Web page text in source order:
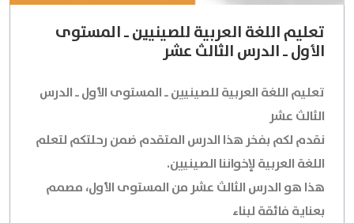
تعليم اللغة العربية للصينيين ـ المستوى
الأول ـ الدرس الثالث عشر
تعليم اللغة العربية للصينيين ـ المستوى الأول ـ الدرس
الثالث عشر
نقدم لكم بفخر هذا الدرس المتقدم ضمن رحلتكم لتعلم
اللغة العربية لإخواننا الصينيين.
هذا هو الدرس الثالث عشر من المستوى الأول، مصمم
بعناية فائقة لبناء